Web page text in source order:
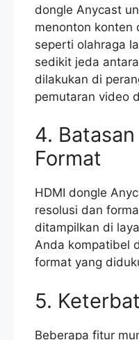
dongle Anycast
menonton konten
seperti olahraga
sedikit jeda
dilakukan di
pemutaran video
4.
Format
HDMI dongle
resolusi dan
ditampilkan di
Anda kompatibel
format yang
5.
Beberapa fitur